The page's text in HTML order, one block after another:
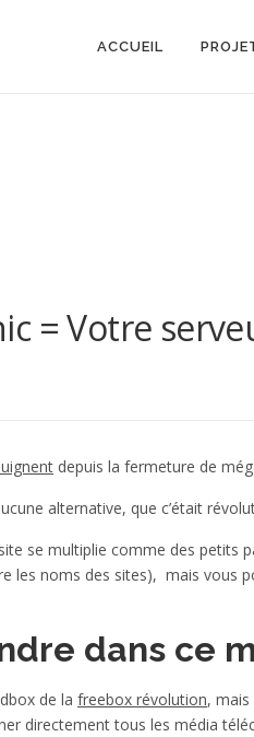
ACCUEIL
= Votre
depuis la fermeture de
alternative, que c’était
se multiplie comme des petits
les noms des sites), mais vous
dans ce
de la freebox révolution, mais
directement tous les média